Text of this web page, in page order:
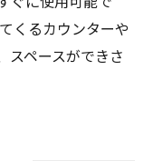
くるカウンターや
スペースができさ